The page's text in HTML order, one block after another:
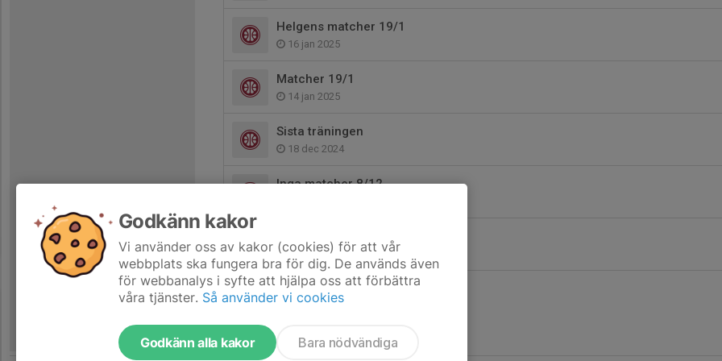
Helgens matcher 19/1
16 jan 2025
Matcher 19/1
14 jan 2025
Sista träningen
18 dec 2024
Inga matcher 8/12
4 dec 2024
Godkänn kakor
Vi använder oss av kakor (cookies) för att vår
webbplats ska fungera bra för dig. De används även
för webbanalys i syfte att hjälpa oss att förbättra
våra tjänster. Så använder vi cookies
Godkänn alla kakor Bara nödvändiga